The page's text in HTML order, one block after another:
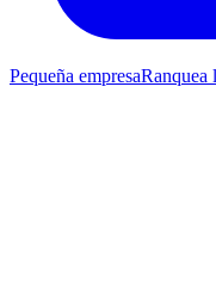
Pequeña empresaRanquea